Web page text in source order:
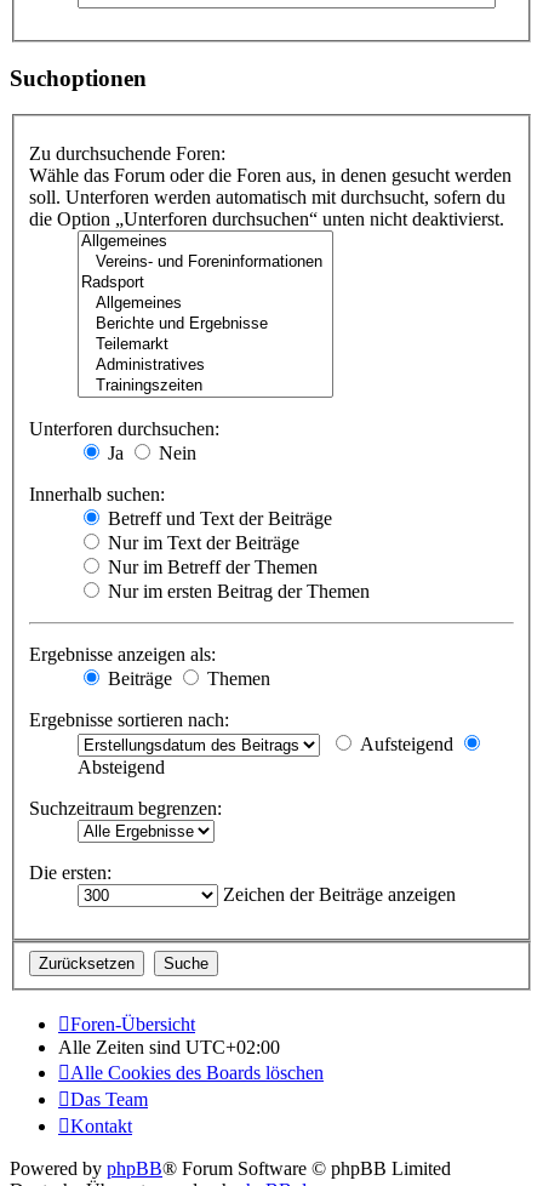
Suchoptionen
Zu durchsuchende Foren:
Wähle das Forum oder die Foren aus, in denen gesucht werden
soll. Unterforen werden automatisch mit durchsucht, sofern du
die Option „Unterforen durchsuchen“ unten nicht deaktivierst.
Unterforen durchsuchen:
Ja
Nein
Innerhalb suchen:
Betreff und Text der Beiträge
Nur im Text der Beiträge
Nur im Betreff der Themen
Nur im ersten Beitrag der Themen
Ergebnisse anzeigen als:
Beiträge
Themen
Ergebnisse sortieren nach:
Aufsteigend
Absteigend
Suchzeitraum begrenzen:
Die ersten:
Zeichen der Beiträge anzeigen
Foren-Übersicht
Alle Zeiten sind UTC+02:00
Alle Cookies des Boards löschen
Das Team
Kontakt
Powered by phpBB® Forum Software © phpBB Limited